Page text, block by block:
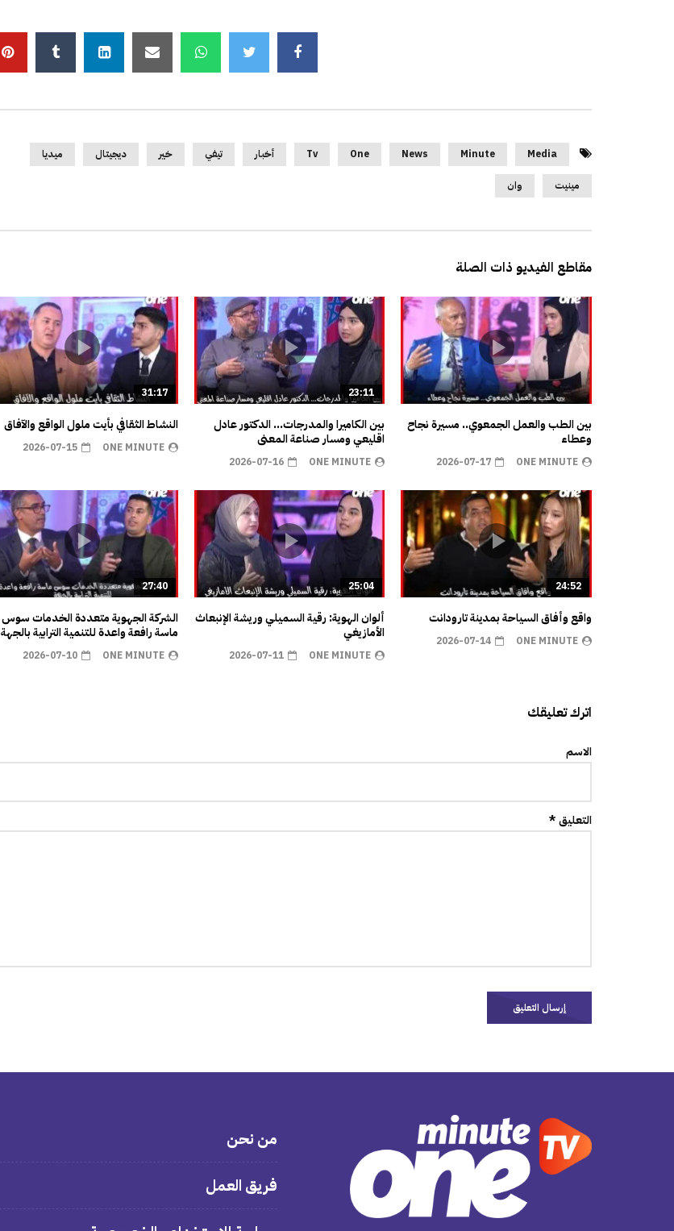
Media
Minute
News
One
Tv أخبار تيفي خير ديجيتال ميديا
مينيت وان
مقاطع الفيديو ذات الصلة
بين الطب والعمل الجمعوي.. مسيرة نجاح
وعطاء
ONE MINUTE
2026-07-17
23:11
بين الكاميرا والمدرجات… الدكتور عادل
اقليعي ومسار صناعة المعنى
ONE MINUTE
2026-07-16
31:17
النشاط الثقافي بأيت ملول الواقع والآفاق
ONE MINUTE
2026-07-15
24:52
واقع وأفاق السياحة بمدينة تارودانت
ONE MINUTE
2026-07-14
25:04
ألوان الهوية: رقية السميلي وريشة الإنبعاث
الأمازيغي
ONE MINUTE
2026-07-11
27:40
الشركة الجهوية متعددة الخدمات سوس
ماسة رافعة واعدة للتنمية الترابية بالجهة
ONE MINUTE
2026-07-10
اترك تعليقك
الاسم
التعليق *
من نحن
فريق العمل